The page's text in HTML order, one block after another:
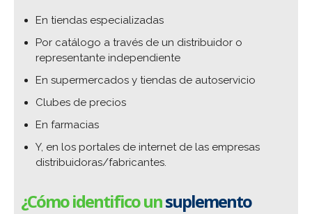
En tiendas especializadas
Por catálogo a través de un distribuidor o
representante independiente
En supermercados y tiendas de autoservicio
Clubes de precios
En farmacias
Y, en los portales de internet de las empresas
distribuidoras/fabricantes.
¿Cómo identifico unsuplemento